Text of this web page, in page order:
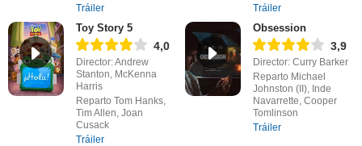
Tráiler
Tráiler
Toy Story 5
4,0
Director: Andrew
Stanton, McKenna
Harris
Reparto Tom Hanks,
Tim Allen, Joan
Cusack
Tráiler
Obsession
3,9
Director: Curry Barker
Reparto Michael
Johnston (II), Inde
Navarrette, Cooper
Tomlinson
Tráiler